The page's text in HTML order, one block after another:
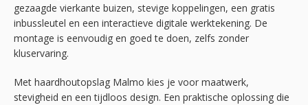
gezaagde vierkante buizen, stevige koppelingen, een gratis
inbussleutel en een interactieve digitale werktekening. De
montage is eenvoudig en goed te doen, zelfs zonder
kluservaring.
Met haardhoutopslag Malmo kies je voor maatwerk,
stevigheid en een tijdloos design. Een praktische oplossing die